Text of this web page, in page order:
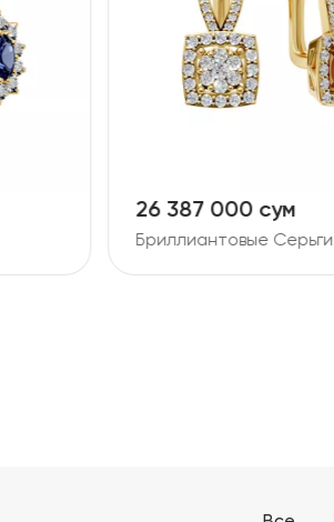
11 728 000 сум
Бриллиантовые Серьги